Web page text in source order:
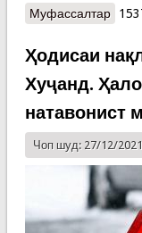
Муфассалтаро
Ҳодисаи
Хуҷанд.
натавонист
Чоп шуд: 27/12/